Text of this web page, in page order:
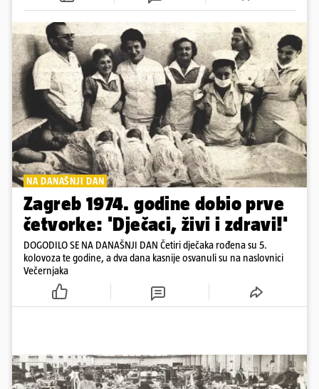
NA DANAŠNJI DAN
Zagreb 1974. godine dobio prve
četvorke: 'Dječaci, živi i zdravi!'
DOGODILO SE NA DANAŠNJI DAN Četiri dječaka rođena su 5.
kolovoza te godine, a dva dana kasnije osvanuli su na naslovnici
Večernjaka